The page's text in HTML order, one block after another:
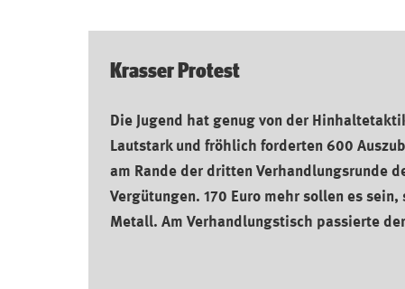
Krasser Protest
Die Jugend hat genug von der
Lautstark und fröhlich forderten 600
am Rande der dritten Verhandlungsrunde
Vergütungen. 170 Euro mehr sollen es
Metall. Am Verhandlungstisch passierte